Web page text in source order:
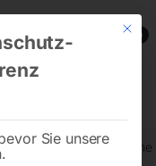
0
Steuerplatine
Mit
Sie unsere